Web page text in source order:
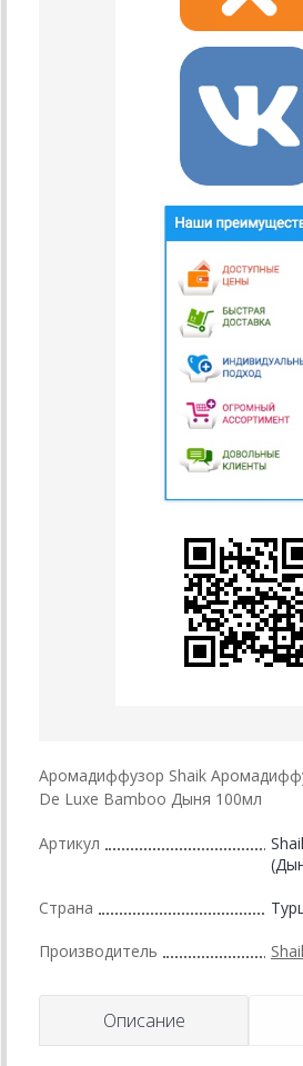
Аромадиффузор Shaik
De Luxe Bamboo Дыня 100мл
Артикул
Страна
Производитель
Описание